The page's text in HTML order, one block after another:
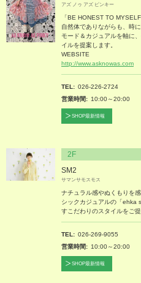
アズ ノゥ アズ ピンキー
「BE HONEST TO MYSELF
自然体でありながらも、時
モード＆カジュアルを軸に
イルを提案します。
WEBSITE
http://www.asknowas.com
TEL
026-226-2724
営業時間
10:00～20:00
SHOP最新情報
2F
SM2
サマンサモスモス
ナチュラル感やぬくもりを
シックカジュアルの「ehka
すこだわりのスタイルをご提
TEL
026-269-9055
営業時間
10:00～20:00
SHOP最新情報